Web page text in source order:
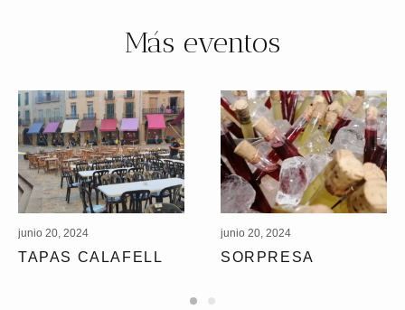
Más eventos
junio 20, 2024
TAPAS CALAFELL
junio 20, 2024
SORPRESA